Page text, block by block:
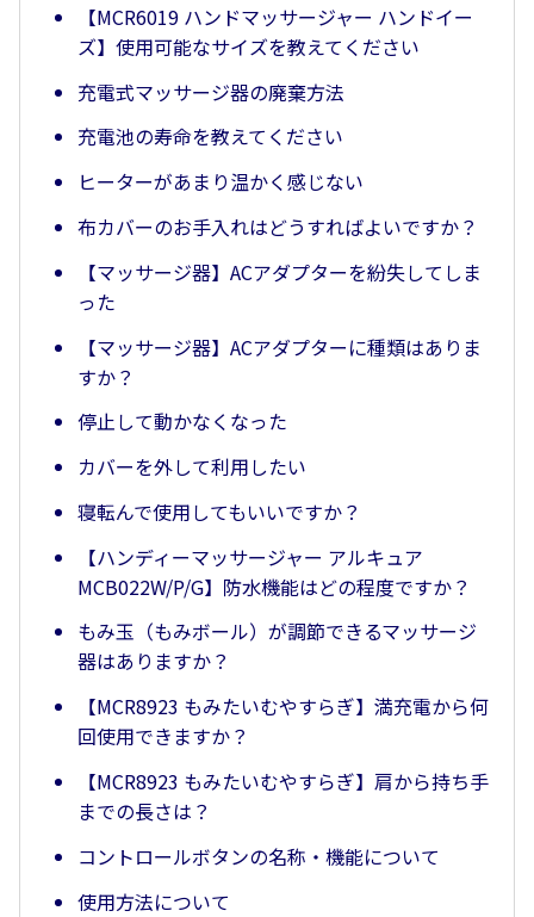
【MCR6019 ハンドマッサージャー ハンドイー
ズ】使用可能なサイズを教えてください
充電式マッサージ器の廃棄方法
充電池の寿命を教えてください
ヒーターがあまり温かく感じない
布カバーのお手入れはどうすればよいですか？
【マッサージ器】ACアダプターを紛失してしま
った
【マッサージ器】ACアダプターに種類はありま
すか？
停止して動かなくなった
カバーを外して利用したい
寝転んで使用してもいいですか？
【ハンディーマッサージャー アルキュア
MCB022W/P/G】防水機能はどの程度ですか？
もみ玉（もみボール）が調節できるマッサージ
器はありますか？
【MCR8923 もみたいむやすらぎ】満充電から何
回使用できますか？
【MCR8923 もみたいむやすらぎ】肩から持ち手
までの長さは？
コントロールボタンの名称・機能について
使用方法について